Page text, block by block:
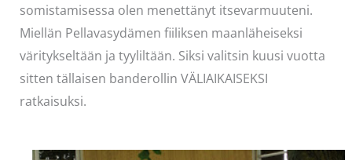
somistamisessa olen menettänyt itsevarmuuteni.
Miellän Pellavasydämen fiiliksen maanläheiseksi
väritykseltään ja tyyliltään. Siksi valitsin kuusi vuotta
sitten tällaisen banderollin VÄLIAIKAISEKSI
ratkaisuksi.